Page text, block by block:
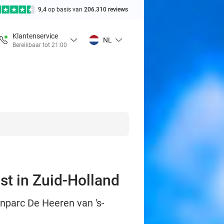
9,4 op basis van 206.310 reviews
Klantenservice
Bereikbaar tot 21:00
NL
in Zuid-Holland
De Heeren van 's-